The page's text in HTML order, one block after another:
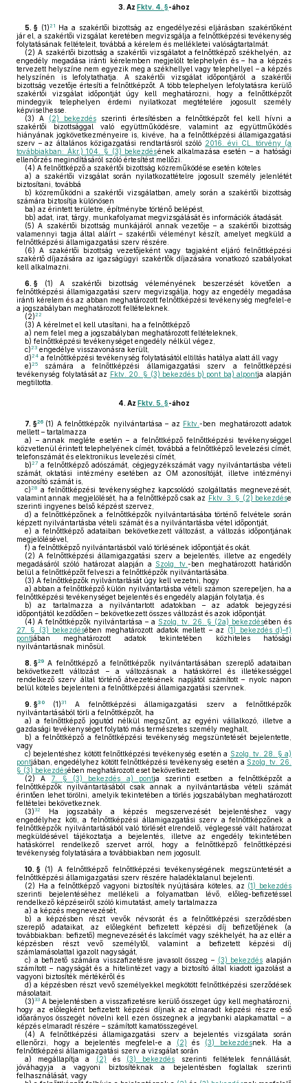
3. Az Fktv. 4. §-ához
5. § (1)21
Ha a szakértői bizottság az engedélyezési eljárásban szakértőként
jár el, a szakértői vizsgálat keretében megvizsgálja a felnőttképzési tevékenység
folytatásának feltételeit, továbbá a kérelem és mellékletei valóságtartalmát.
(2) A szakértői bizottság a szakértői vizsgálatot a felnőttképző székhelyén, az
engedély megadása iránti kérelemben megjelölt telephelyén és – ha a képzés
tervezett helyszíne nem egyezik meg a székhellyel vagy telephellyel – a képzés
helyszínén is lefolytathatja. A szakértői vizsgálat időpontjáról a szakértői
bizottság vezetője értesíti a felnőttképzőt. A több telephelyen lefolytatásra kerülő
szakértői vizsgálat időpontját úgy kell meghatározni, hogy a felnőttképzőt
mindegyik telephelyen érdemi nyilatkozat megtételére jogosult személy
képviselhesse.
(3) A (2) bekezdésszerinti értesítésben a felnőttképzőt fel kell hívni a
szakértői bizottsággal való együttműködésre, valamint az együttműködés
hiányának jogkövetkezményeire is, kivéve, ha a felnőttképzési államigazgatási
szerv – az általános közigazgatási rendtartásról szóló 2016. évi CL. törvény (a
továbbiakban: Ákr.) 104. § (3) bekezdésének alkalmazása esetén – a hatósági
ellenőrzés megindításáról szóló értesítést mellőzi.
(4) A felnőttképző a szakértői bizottság közreműködése esetén köteles
a) a szakértői vizsgálat során nyilatkozattételre jogosult személy jelenlétét
biztosítani, továbbá
b) közreműködni a szakértői vizsgálatban, amely során a szakértői bizottság
számára biztosítja különösen
ba) az érintett területre, építménybe történő belépést,
bb) adat, irat, tárgy, munkafolyamat megvizsgálását és információk átadását.
(5) A szakértői bizottság munkájáról annak vezetője – a szakértői bizottság
valamennyi tagja által aláírt – szakértői véleményt készít, amelyet megküld a
felnőttképzési államigazgatási szerv részére.
(6) A szakértői bizottság vezetőjeként vagy tagjaként eljáró felnőttképzési
szakértő díjazására az igazságügyi szakértők díjazására vonatkozó szabályokat
kell alkalmazni.
6. § (1) A szakértői bizottság véleményének beszerzését követően a
felnőttképzési államigazgatási szerv megvizsgálja, hogy az engedély megadása
iránti kérelem és az abban meghatározott felnőttképzési tevékenység megfelel-e
a jogszabályban meghatározott feltételeknek.
(2)22
(3) A kérelmet el kell utasítani, ha a felnőttképző
a) nem felel meg a jogszabályban meghatározott feltételeknek,
b) felnőttképzési tevékenységet engedély nélkül végez,
c)23 engedélye visszavonásra került,
d)24 a felnőttképzési tevékenység folytatásától eltiltás hatálya alatt áll vagy
e)25
számára a felnőttképzési államigazgatási szerv a felnőttképzési
tevékenység folytatását az Fktv. 20. § (3) bekezdés b) pont ba) alpontja alapján
megtiltotta.
4. Az Fktv. 5. §-ához
7. §26 (1) A felnőttképzők nyilvántartása – az Fktv.-ben meghatározott adatok
mellett – tartalmazza
a) – annak megléte esetén – a felnőttképző felnőttképzési tevékenységgel
közvetlenül érintett telephelyének címét, továbbá a felnőttképző levelezési címét,
telefonszámát és elektronikus levelezési címét,
b)27 a felnőttképző adószámát, cégjegyzékszámát vagy nyilvántartásba vételi
számát, oktatási intézmény esetében az OM azonosítóját, illetve intézményi
azonosító számát is,
c)28 a felnőttképzési tevékenységhez kapcsolódó szolgáltatás megnevezését,
valamint annak megjelölését, ha a felnőttképző csak az Fktv. 3. § (2) bekezdése
szerinti ingyenes belső képzést szervez,
d) a felnőttképzőnek a felnőttképzők nyilvántartásába történő felvétele során
képzett nyilvántartásba vételi számát és a nyilvántartásba vétel időpontját,
e) a felnőttképző adataiban bekövetkezett változást, a változás időpontjának
megjelölésével,
f) a felnőttképző nyilvántartásból való törlésének időpontját és okát.
(2) A felnőttképzési államigazgatási szerv a bejelentés, illetve az engedély
megadásáról szóló határozat alapján a Szolg. tv.-ben meghatározott határidőn
belül a felnőttképzőt felveszi a felnőttképzők nyilvántartásába.
(3) A felnőttképzők nyilvántartását úgy kell vezetni, hogy
a) abban a felnőttképző külön nyilvántartásba vételi számon szerepeljen, ha a
felnőttképzési tevékenységet bejelentés és engedély alapján folytatja, és
b) az tartalmazza a nyilvántartott adatokban – az adatok bejegyzési
időpontjától kezdődően – bekövetkezett összes változást és azok időpontját.
(4) A felnőttképzők nyilvántartása – a Szolg. tv. 26. § (2a) bekezdésében és
27. § (3) bekezdésében meghatározott adatok mellett – az (1) bekezdés d)–f)
pontjában meghatározott adatok tekintetében közhiteles hatósági
nyilvántartásnak minősül.
8. §29 A felnőttképző a felnőttképzők nyilvántartásában szereplő adataiban
bekövetkezett változást – a változásnak a hatáskörrel és illetékességgel
rendelkező szerv által történő átvezetésének napjától számított – nyolc napon
belül köteles bejelenteni a felnőttképzési államigazgatási szervnek.
9. §30 (1)31
A felnőttképzési államigazgatási szerv a felnőttképzők
nyilvántartásából törli a felnőttképzőt, ha
a) a felnőttképző jogutód nélkül megszűnt, az egyéni vállalkozó, illetve a
gazdasági tevékenységet folytató más természetes személy meghalt,
b) a felnőttképző a felnőttképzési tevékenység megszüntetését bejelentette,
vagy
c) bejelentéshez kötött felnőttképzési tevékenység esetén a Szolg. tv. 28. § a)
pontjában, engedélyhez kötött felnőttképzési tevékenység esetén a Szolg. tv. 26.
§ (3) bekezdésében meghatározott eset bekövetkezett.
(2) A 7. § (3) bekezdés a) pontja szerinti esetben a felnőttképzőt a
felnőttképzők nyilvántartásából csak annak a nyilvántartásba vételi számát
érintően lehet törölni, amelyik tekintetében a törlés jogszabályban meghatározott
feltételei bekövetkeznek.
(3)32
Ha jogszabály a képzés megszervezését bejelentéshez vagy
engedélyhez köti, a felnőttképzési államigazgatási szerv a felnőttképzőnek a
felnőttképzők nyilvántartásából való törlését elrendelő, véglegessé vált határozat
megküldésével tájékoztatja a bejelentés, illetve az engedély tekintetében
hatáskörrel rendelkező szervet arról, hogy a felnőttképző felnőttképzési
tevékenység folytatására a továbbiakban nem jogosult.
10. § (1)
A felnőttképző felnőttképzési tevékenységének megszüntetését a
felnőttképzési államigazgatási szerv részére haladéktalanul bejelenti.
(2) Ha a felnőttképző vagyoni biztosíték nyújtására köteles, az (1) bekezdés
szerinti bejelentéséhez mellékeli a folyamatban lévő, előleg-befizetéssel
rendelkező képzéseiről szóló kimutatást, amely tartalmazza
a) a képzés megnevezését,
b) a képzésben részt vevők névsorát és a felnőttképzési szerződésben
szereplő adataikat, az előlegként befizetett képzési díj befizetőjének (a
továbbiakban: befizető) megnevezését és lakcímét vagy székhelyét, ha az eltér a
képzésben részt vevő személytől, valamint a befizetett képzési díj
számlamásolattal igazolt nagyságát,
c) a befizető számára visszafizetésre javasolt összeg – (3) bekezdés alapján
számított – nagyságát és a hitelintézet vagy a biztosító által kiadott igazolást a
vagyoni biztosíték mértékéről és
d) a képzésben részt vevő személyekkel megkötött felnőttképzési szerződések
másolatait.
(3)33 A bejelentésben a visszafizetésre kerülő összeget úgy kell meghatározni,
hogy az előlegként befizetett képzési díjnak az elmaradt képzési részre eső
időarányos összegét növelni kell ezen összegnek a jegybanki alapkamattal – a
képzés elmaradt részére – számított kamatösszegével.
(4) A felnőttképzési államigazgatási szerv a bejelentés vizsgálata során
ellenőrzi, hogy a bejelentés megfelel-e a (2) és (3) bekezdésnek. Ha a
felnőttképzési államigazgatási szerv a vizsgálat során
a) megállapítja a (2) és (3) bekezdés szerinti feltételek fennállását,
jóváhagyja a vagyoni biztosítéknak a bejelentésben foglaltak szerinti
felhasználását, vagy